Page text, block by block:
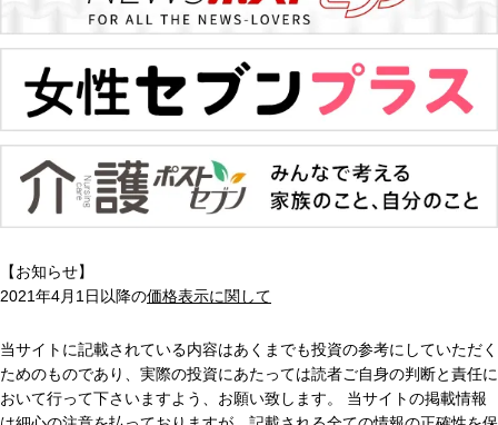
【お知らせ】
2021年4月1日以降の価格表示に関して
当サイトに記載されている内容はあくまでも投資の参考にしていただく
ためのものであり、実際の投資にあたっては読者ご自身の判断と責任に
おいて行って下さいますよう、お願い致します。 当サイトの掲載情報